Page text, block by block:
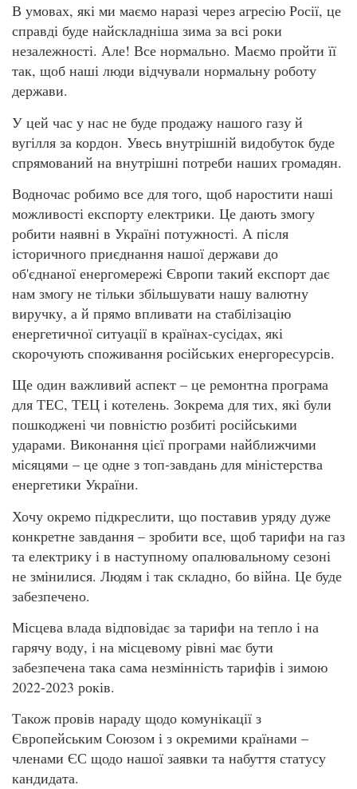
В умовах, які ми маємо наразі через агресію Росії, це
справді буде найскладніша зима за всі роки
незалежності. Але! Все нормально. Маємо пройти її
так, щоб наші люди відчували нормальну роботу
держави.
У цей час у нас не буде продажу нашого газу й
вугілля за кордон. Увесь внутрішній видобуток буде
спрямований на внутрішні потреби наших громадян.
Водночас робимо все для того, щоб наростити наші
можливості експорту електрики. Це дають змогу
робити наявні в Україні потужності. А після
історичного приєднання нашої держави до
об'єднаної енергомережі Європи такий експорт дає
нам змогу не тільки збільшувати нашу валютну
виручку, а й прямо впливати на стабілізацію
енергетичної ситуації в країнах-сусідах, які
скорочують споживання російських енергоресурсів.
Ще один важливий аспект – це ремонтна програма
для ТЕС, ТЕЦ і котелень. Зокрема для тих, які були
пошкоджені чи повністю розбиті російськими
ударами. Виконання цієї програми найближчими
місяцями – це одне з топ-завдань для міністерства
енергетики України.
Хочу окремо підкреслити, що поставив уряду дуже
конкретне завдання – зробити все, щоб тарифи на газ
та електрику і в наступному опалювальному сезоні
не змінилися. Людям і так складно, бо війна. Це буде
забезпечено.
Місцева влада відповідає за тарифи на тепло і на
гарячу воду, і на місцевому рівні має бути
забезпечена така сама незмінність тарифів і зимою
2022-2023 років.
Також провів нараду щодо комунікації з
Європейським Союзом і з окремими країнами –
членами ЄС щодо нашої заявки та набуття статусу
кандидата.